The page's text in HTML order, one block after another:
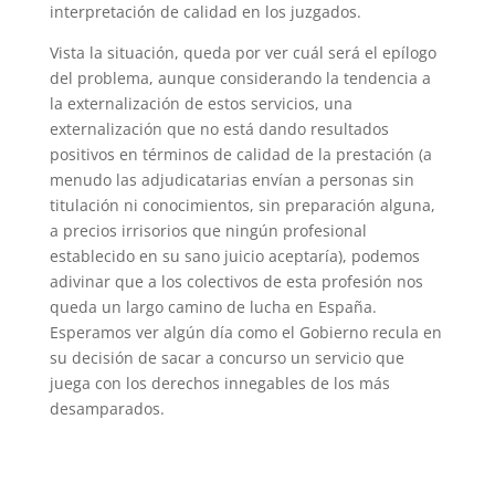
interpretación de calidad en los juzgados.
Vista la situación, queda por ver cuál será el epílogo
del problema, aunque considerando la tendencia a
la externalización de estos servicios, una
externalización que no está dando resultados
positivos en términos de calidad de la prestación (a
menudo las adjudicatarias envían a personas sin
titulación ni conocimientos, sin preparación alguna,
a precios irrisorios que ningún profesional
establecido en su sano juicio aceptaría), podemos
adivinar que a los colectivos de esta profesión nos
queda un largo camino de lucha en España.
Esperamos ver algún día como el Gobierno recula en
su decisión de sacar a concurso un servicio que
juega con los derechos innegables de los más
desamparados.